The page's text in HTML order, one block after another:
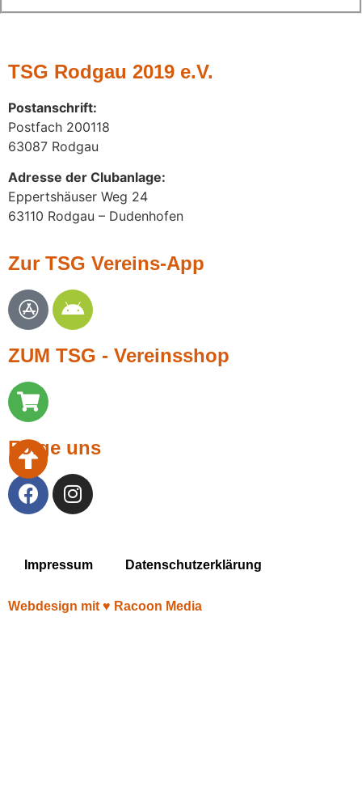
TSG Rodgau 2019 e.V.
Postanschrift:
Postfach 200118
63087 Rodgau
Adresse der Clubanlage:
Eppertshäuser Weg 24
63110 Rodgau – Dudenhofen
Zur TSG Vereins-App
ZUM TSG - Vereinsshop
Folge uns
Impressum Datenschutzerklärung
Webdesign mit ♥︎ Racoon Media